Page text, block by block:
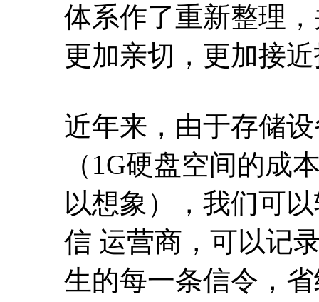
体系作了重新整理
更加亲切，更加接
近年来，由于存储
（1G硬盘空间的成
以想象），我们可
信 运营商，可以记
生的每一条信令，